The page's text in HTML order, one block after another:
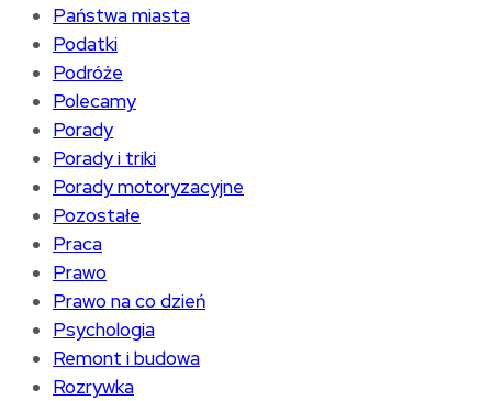
Państwa miasta
Podatki
Podróże
Polecamy
Porady
Porady i triki
Porady motoryzacyjne
Pozostałe
Praca
Prawo
Prawo na co dzień
Psychologia
Remont i budowa
Rozrywka